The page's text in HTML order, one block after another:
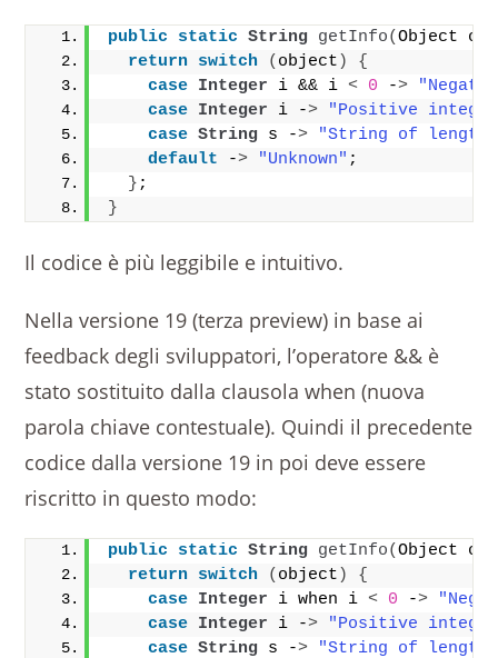
public static String getInfo(Object
return switch ( object )
{
case Integer i && i < 0 ->
case Integer i ->
"Positive
case String s ->
"String of length
default -> "Unknown" ;
} ;
}
Il codice è più leggibile e intuitivo.
Nella versione 19 (terza preview) in base ai
feedback degli sviluppatori, l’operatore && è
stato sostituito dalla clausola when (nuova
parola chiave contestuale). Quindi il precedente
codice dalla versione 19 in poi deve essere
riscritto in questo modo:
public static String getInfo(Object
return switch ( object )
{
case Integer i when i < 0 ->
case Integer i ->
"Positive
case String s ->
"String of length